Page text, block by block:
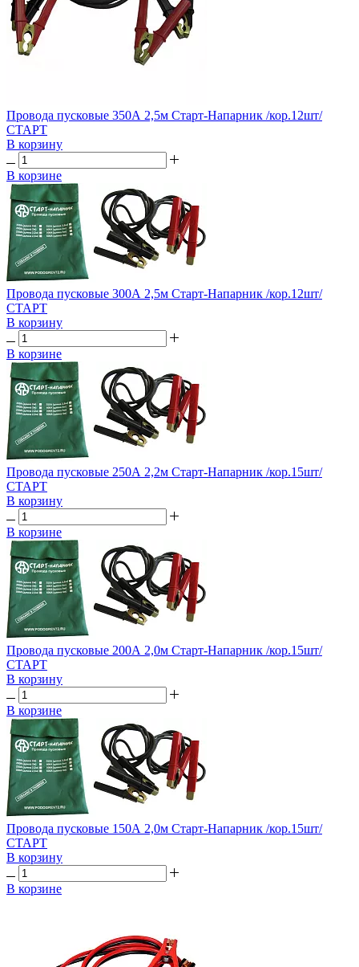
Провода пусковые 350А 2,5м Старт-Напарник /кор.12шт/
СТАРТ
В корзину
В корзине
Провода пусковые 300А 2,5м Старт-Напарник /кор.12шт/
СТАРТ
В корзину
В корзине
Провода пусковые 250А 2,2м Старт-Напарник /кор.15шт/
СТАРТ
В корзину
В корзине
Провода пусковые 200А 2,0м Старт-Напарник /кор.15шт/
СТАРТ
В корзину
В корзине
Провода пусковые 150А 2,0м Старт-Напарник /кор.15шт/
СТАРТ
В корзину
В корзине